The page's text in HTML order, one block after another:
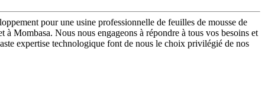
pour une usine professionnelle de feuilles de mousse de
Mombasa. Nous nous engageons à répondre à tous vos besoins et
expertise technologique font de nous le choix privilégié de nos